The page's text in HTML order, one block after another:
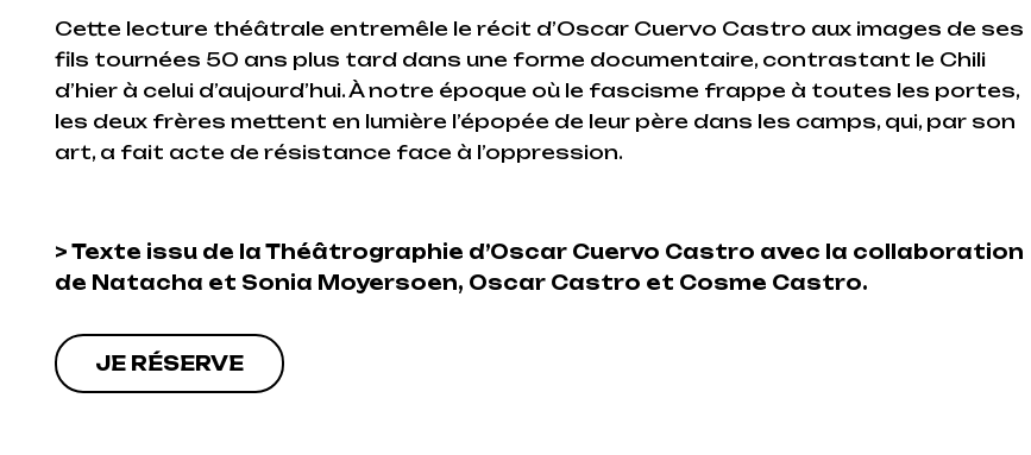
Cette lecture théâtrale entremêle le récit d’Oscar Cuervo Castro aux images de ses
fils tournées 50 ans plus tard dans une forme documentaire, contrastant le Chili
d’hier à celui d’aujourd’hui. À notre époque où le fascisme frappe à toutes les portes,
les deux frères mettent en lumière l’épopée de leur père dans les camps, qui, par son
art, a fait acte de résistance face à l’oppression.
> Texte issu de la Théâtrographie d’Oscar Cuervo Castro avec la collaboration
de Natacha et Sonia Moyersoen, Oscar Castro et Cosme Castro.
JE RÉSERVE